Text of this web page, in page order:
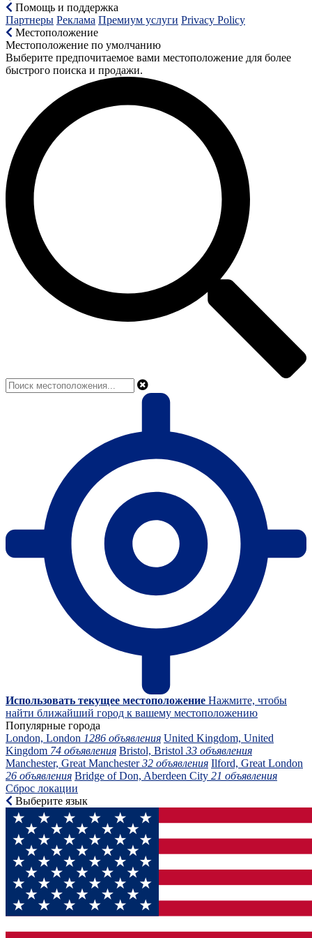
Помощь и поддержка
Партнеры Реклама Премиум услуги Privacy Policy
Местоположение
Местоположение по умолчанию
Выберите предпочитаемое вами местоположение для более
быстрого поиска и продажи.
Использовать текущее местоположение Нажмите, чтобы
найти ближайший город к вашему местоположению
Популярные города
London, London 1286 объявления United Kingdom, United
Kingdom 74 объявления Bristol, Bristol 33 объявления
Manchester, Great Manchester32 объявления Ilford, Great London
26 объявления Bridge of Don, Aberdeen City 21 объявления
Сброс локации
Выберите язык